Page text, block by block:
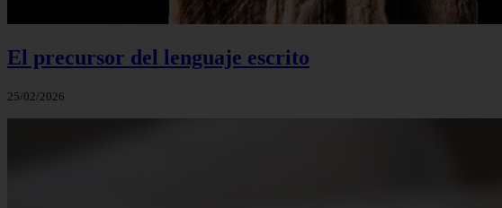
El precursor del lenguaje escrito
25/02/2026